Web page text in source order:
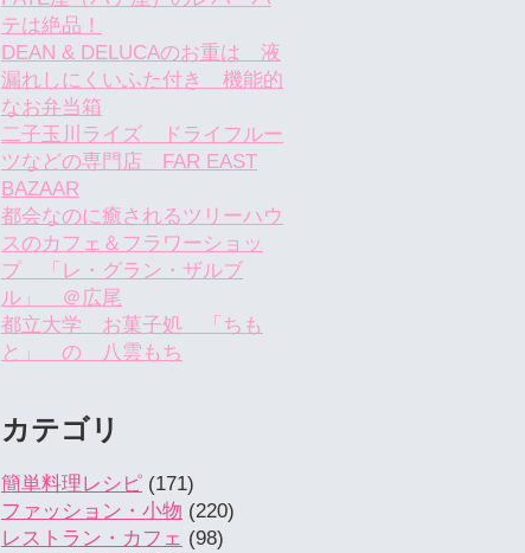
テは絶品！
DEAN & DELUCAのお重は 液
漏れしにくいふた付き 機能的
なお弁当箱
二子玉川ライズ ドライフルー
ツなどの専門店 FAR EAST
BAZAAR
都会なのに癒されるツリーハウ
スのカフェ＆フラワーショッ
プ 「レ・グラン・ザルブ
ル」 ＠広尾
都立大学 お菓子処 「ちも
と」 の 八雲もち
カテゴリ
簡単料理レシピ (171)
ファッション・小物 (220)
レストラン・カフェ (98)